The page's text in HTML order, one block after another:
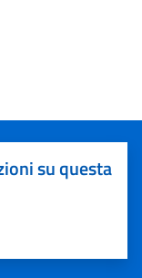
su questa